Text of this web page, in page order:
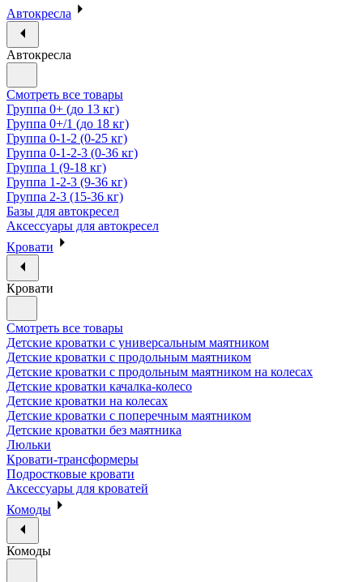
Автокресла
Автокресла
Смотреть все товары
Группа 0+ (до 13 кг)
Группа 0+/1 (до 18 кг)
Группа 0-1-2 (0-25 кг)
Группа 0-1-2-3 (0-36 кг)
Группа 1 (9-18 кг)
Группа 1-2-3 (9-36 кг)
Группа 2-3 (15-36 кг)
Базы для автокресел
Аксессуары для автокресел
Кровати
Кровати
Смотреть все товары
Детские кроватки с универсальным маятником
Детские кроватки с продольным маятником
Детские кроватки с продольным маятником на колесах
Детские кроватки качалка-колесо
Детские кроватки на колесах
Детские кроватки с поперечным маятником
Детские кроватки без маятника
Люльки
Кровати-трансформеры
Подростковые кровати
Аксессуары для кроватей
Комоды
Комоды